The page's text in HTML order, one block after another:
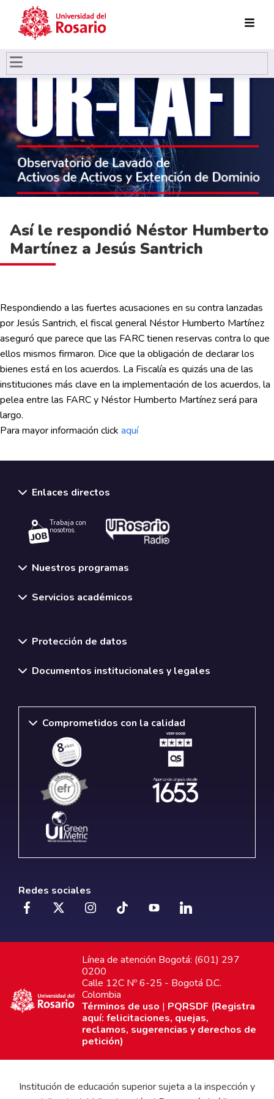
Pasar al contenido principal
Así le respondió Néstor Humberto
Martínez a Jesús Santrich
Respondiendo a las fuertes acusaciones en su contra lanzadas
por Jesús Santrich, el fiscal general Néstor Humberto Martínez
aseguró que parece que las FARC tienen reservas contra lo que
ellos mismos firmaron. Dice que la obligación de declarar los
bienes está en los acuerdos. La Fiscalía es quizás una de las
instituciones más clave en la implementación de los acuerdos, la
pelea entre las FARC y Néstor Humberto Martínez será para
largo.
Para mayor información click aquí
Enlaces directos
Trabaja con
nosotros.
Nuestros programas
Servicios académicos
Protección de datos
Documentos institucionales y legales
Comprometidos con la calidad
Redes sociales
Línea de atención Bogotá: (601) 297
0200
Calle 12C Nº 6-25 - Bogotá D.C.
Colombia
Términos de uso | PQRSDF (Registra
aquí: felicitaciones, quejas,
reclamos, sugerencias y derechos de
petición)
Institución de educación superior sujeta a la inspección y